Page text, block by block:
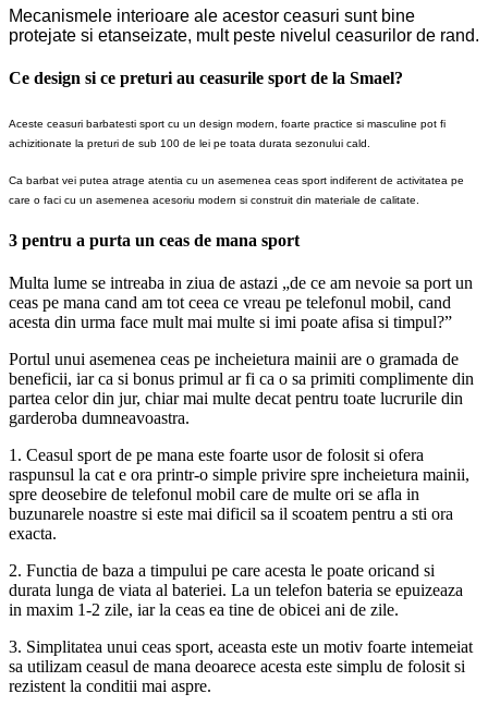
Mecanismele interioare ale acestor ceasuri sunt bine
protejate si etanseizate, mult peste nivelul ceasurilor de rand.
Ce design si ce preturi au ceasurile sport de la Smael?
Aceste ceasuri barbatesti sport cu un design modern, foarte practice si masculine pot fi
achizitionate la preturi de sub 100 de lei pe toata durata sezonului cald.
Ca barbat vei putea atrage atentia cu un asemenea ceas sport indiferent de activitatea pe
care o faci cu un asemenea acesoriu modern si construit din materiale de calitate.
3 pentru a purta un ceas de mana sport
Multa lume se intreaba in ziua de astazi „de ce am nevoie sa port un
ceas pe mana cand am tot ceea ce vreau pe telefonul mobil, cand
acesta din urma face mult mai multe si imi poate afisa si timpul?”
Portul unui asemenea ceas pe incheietura mainii are o gramada de
beneficii, iar ca si bonus primul ar fi ca o sa primiti complimente din
partea celor din jur, chiar mai multe decat pentru toate lucrurile din
garderoba dumneavoastra.
1. Ceasul sport de pe mana este foarte usor de folosit si ofera
raspunsul la cat e ora printr-o simple privire spre incheietura mainii,
spre deosebire de telefonul mobil care de multe ori se afla in
buzunarele noastre si este mai dificil sa il scoatem pentru a sti ora
exacta.
2. Functia de baza a timpului pe care acesta le poate oricand si
durata lunga de viata al bateriei. La un telefon bateria se epuizeaza
in maxim 1-2 zile, iar la ceas ea tine de obicei ani de zile.
3. Simplitatea unui ceas sport, aceasta este un motiv foarte intemeiat
sa utilizam ceasul de mana deoarece acesta este simplu de folosit si
rezistent la conditii mai aspre.